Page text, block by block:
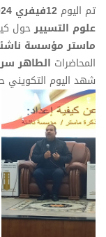
تم اليوم 12فيفري 2024
علوم التسييرحول
ماستر مؤسسة
المحاضرات الطاهر
شهد اليوم التكويني